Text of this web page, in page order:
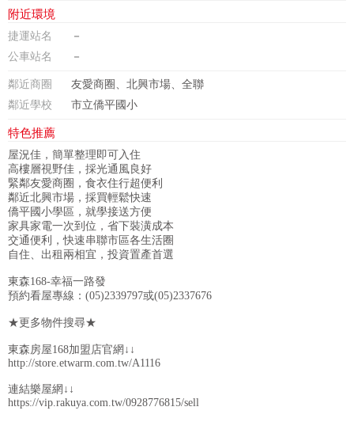
附近環境
捷運站名
－
公車站名
－
鄰近商圈
友愛商圈、北興市場、全聯
鄰近學校
市立僑平國小
特色推薦
屋況佳，簡單整理即可入住
高樓層視野佳，採光通風良好
緊鄰友愛商圈，食衣住行超便利
鄰近北興市場，採買輕鬆快速
僑平國小學區，就學接送方便
家具家電一次到位，省下裝潢成本
交通便利，快速串聯市區各生活圈
自住、出租兩相宜，投資置產首選
東森168-幸福一路發
預約看屋專線：(05)2339797或(05)2337676
★更多物件搜尋★
東森房屋168加盟店官網↓↓
http://store.etwarm.com.tw/A1116
連結樂屋網↓↓
https://vip.rakuya.com.tw/0928776815/sell